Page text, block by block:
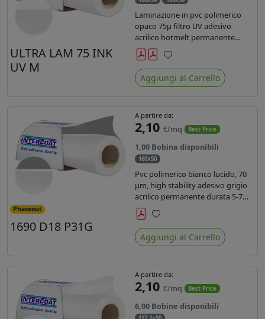
ULTRA LAM 75 INK
UV M
Laminazione in pvc polimerico
opaco 75µ filtro UV adesivo
acrilico hotmelt permanente
specifico per stampe con
inchiostri UV durata 7 anni indoor
e 5 outdoor. Dotato di certificato
ignifugo Bs1d0.
Preferiti
Aggiungi al Carrello
Phaseout
1690 D18 P31G
A partire da:
2,10 €/mq Best Price
1,00 Bobina disponibili
160x50
Pvc polimerico bianco lucido, 70
µm, high stability adesivo grigio
acrilico permanente durata 5-7
anni, per stampe con inchiostri
solvente, ecosolvente, UV e latex.
Preferiti
Aggiungi al Carrello
A partire da:
2,10 €/mq Best Price
6,00 Bobine disponibili